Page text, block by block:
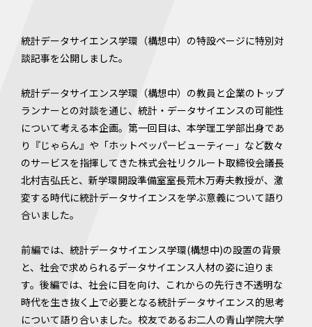
統計データサイエンス学環（構想中）の特設ページに特別対
談記事を公開しました。
統計データサイエンス学環（構想中）の教員と企業のトップ
ランナーとの対談を通じ、統計・データサイエンスの可能性
について考える本企画。第一回目は、本学理工学部出身であ
り『じゃらん』や「ホットペッパービューティー」など数々
のサービスを指揮してきた株式会社リクルート取締役会議長
北村吉弘氏と、新学環開設準備室室長荒木万寿夫教授が、激
変する時代に統計データサイエンスを学ぶ意義について語り
合いました。
前編では、統計データサイエンス学環(構想中)の設置の背景
と、社会で求められるデータサイエンス人材の姿に迫りま
す。後編では、社会に目を向け、これからの先行き不透明な
時代を生き抜く上で必要となる統計データサイエンス的思考
について語り合いました。校友であるお二人の青山学院大学